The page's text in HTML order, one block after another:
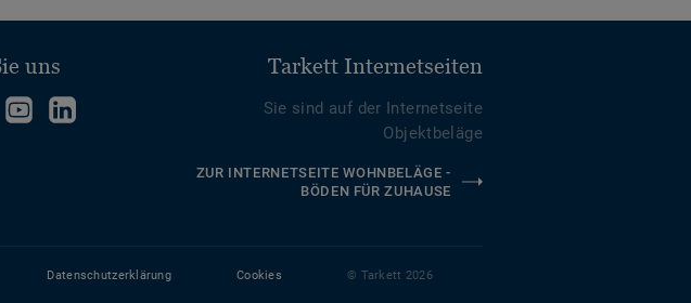
uns
FolgeFolgen
Tarkett Internetseiten
Sie sind auf der Internetseite
Objektbeläge
ZUR INTERNETSEITE WOHNBELÄGE -
BÖDEN FÜR ZUHAUSE
Datenschutzerklärung Cookies © Tarkett 2026